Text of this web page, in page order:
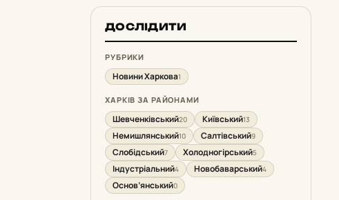
ДОСЛІДИТИ
РУБРИКИ
Новини Харкова1
ХАРКІВ ЗА РАЙОНАМИ
Шевченківський20 Київський13
Немишлянський10 Салтівський9
Слобідський7 Холодногірський5
Індустріальний4 Новобаварський4
Основ’янський0